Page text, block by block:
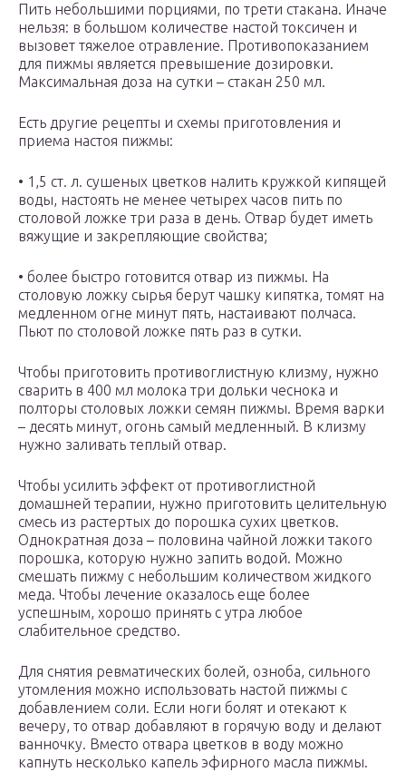
Пить небольшими порциями, по трети стакана. Иначе
нельзя: в большом количестве настой токсичен и
вызовет тяжелое отравление. Противопоказанием
для пижмы является превышение дозировки.
Максимальная доза на сутки – стакан 250 мл.
Есть другие рецепты и схемы приготовления и
приема настоя пижмы:
• 1,5 ст. л. сушеных цветков налить кружкой кипящей
воды, настоять не менее четырех часов пить по
столовой ложке три раза в день. Отвар будет иметь
вяжущие и закрепляющие свойства;
• более быстро готовится отвар из пижмы. На
столовую ложку сырья берут чашку кипятка, томят на
медленном огне минут пять, настаивают полчаса.
Пьют по столовой ложке пять раз в сутки.
Чтобы приготовить противоглистную клизму, нужно
сварить в 400 мл молока три дольки чеснока и
полторы столовых ложки семян пижмы. Время варки
– десять минут, огонь самый медленный. В клизму
нужно заливать теплый отвар.
Чтобы усилить эффект от противоглистной
домашней терапии, нужно приготовить целительную
смесь из растертых до порошка сухих цветков.
Однократная доза – половина чайной ложки такого
порошка, которую нужно запить водой. Можно
смешать пижму с небольшим количеством жидкого
меда. Чтобы лечение оказалось еще более
успешным, хорошо принять с утра любое
слабительное средство.
Для снятия ревматических болей, озноба, сильного
утомления можно использовать настой пижмы с
добавлением соли. Если ноги болят и отекают к
вечеру, то отвар добавляют в горячую воду и делают
ванночку. Вместо отвара цветков в воду можно
капнуть несколько капель эфирного масла пижмы.